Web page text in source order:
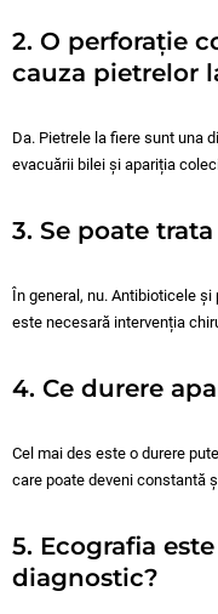
2. O perforație
cauza pietrelor
Da. Pietrele la fiere sunt una
evacuării bilei și apariția
3. Se poate
În general, nu. Antibioticele
este necesară intervenția
4. Ce durere
Cel mai des este o durere
care poate deveni constantă
5. Ecografia
diagnostic?